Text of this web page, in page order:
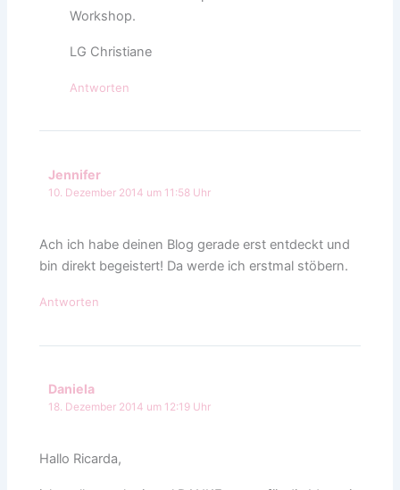
Workshop.
LG Christiane
Antworten
Jennifer
10. Dezember 2014 um 11:58 Uhr
Ach ich habe deinen Blog gerade erst entdeckt und
bin direkt begeistert! Da werde ich erstmal stöbern.
Antworten
Daniela
18. Dezember 2014 um 12:19 Uhr
Hallo Ricarda,